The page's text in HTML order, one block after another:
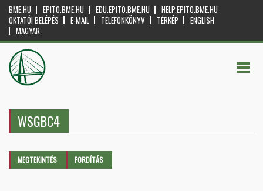
BME.HU EPITO.BME.HU EDU.EPITO.BME.HU
HELP.EPITO.BME.HU
OKTATÓI BELÉPÉS
E-MAIL TELEFONKÖNYV TÉRKÉP
ENGLISH
MAGYAR
WSGBC4
Elsődleges fülek
MEGTEKINTÉS (AKTÍVFORDÍTÁS